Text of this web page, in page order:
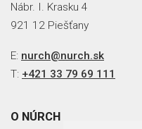
Nábr. I. Krasku 4
921 12 Piešťany
E: nurch@nurch.sk
T: +421 33 79 69 111
O NÚRCH